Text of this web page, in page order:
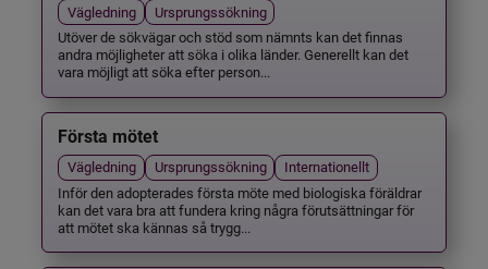
Vägledning
Ursprungssökning
Utöver de sökvägar och stöd som nämnts kan det finnas
andra möjligheter att söka i olika länder. Generellt kan det
vara möjligt att söka efter person...
Första mötet
Vägledning Ursprungssökning
Internationellt
Inför den adopterades första möte med biologiska föräldrar
kan det vara bra att fundera kring några förutsättningar för
att mötet ska kännas så trygg...